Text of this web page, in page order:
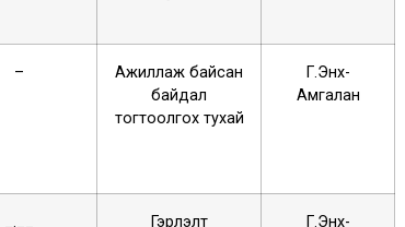
–
Ажиллаж байсан
байдал
тогтоолгох тухай
Г.Энх-
Амгалан
_.__
Гэрлэлт
Г.Энх-